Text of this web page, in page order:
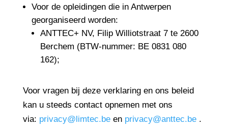
Voor de opleidingen die in Antwerpen
georganiseerd worden:
ANTTEC+ NV, Filip Williotstraat 7 te 2600
Berchem (BTW-nummer: BE 0831 080
162);
Voor vragen bij deze verklaring en ons beleid
kan u steeds contact opnemen met ons
via: privacy@limtec.been privacy@anttec.be.